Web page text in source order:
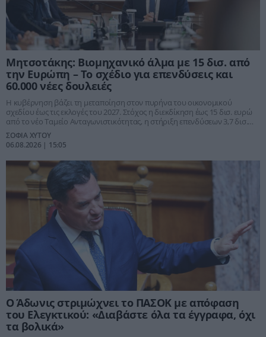
Μητσοτάκης: Βιομηχανικό άλμα με 15 δισ. από
την Ευρώπη – Το σχέδιο για επενδύσεις και
60.000 νέες δουλειές
Η κυβέρνηση βάζει τη μεταποίηση στον πυρήνα του οικονομικού
σχεδίου έως τις εκλογές του 2027. Στόχος η διεκδίκηση έως 15 δισ. ευρώ
από το νέο Ταμείο Ανταγωνιστικότητας, η στήριξη επενδύσεων 3,7 δισ.
και η μείωση του ενεργειακού κόστους με παρεμβάσεις 700 εκατ. ευρώ.
ΣΟΦΙΑ ΧΥΤΟΥ
06.08.2026 | 15:05
Ο Άδωνις στριμώχνει το ΠΑΣΟΚ με απόφαση
του Ελεγκτικού: «Διαβάστε όλα τα έγγραφα, όχι
τα βολικά»